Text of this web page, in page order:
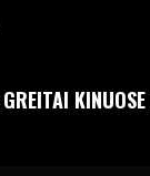
GREITAI KINUOSE